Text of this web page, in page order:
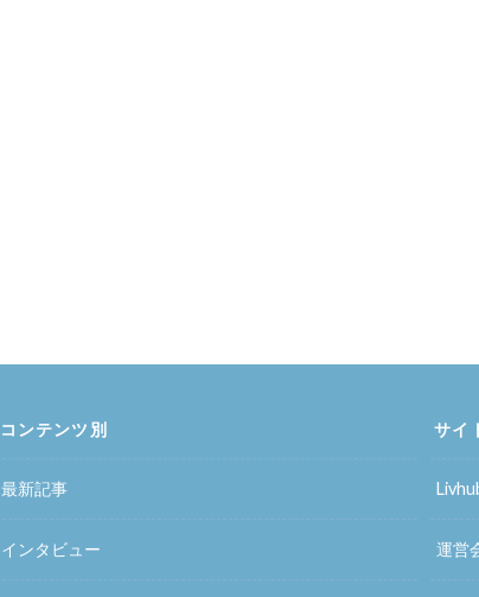
コンテンツ別
最新記事
インタビュー
サイ
運営